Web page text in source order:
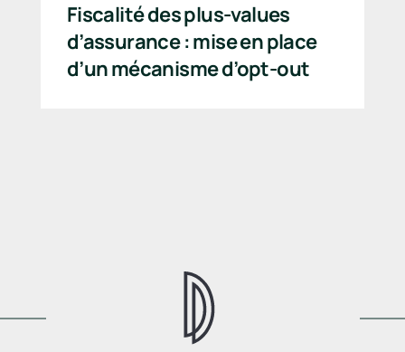
Fiscalité des plus-values
d’assurance : mise en place
d’un mécanisme d’opt-out